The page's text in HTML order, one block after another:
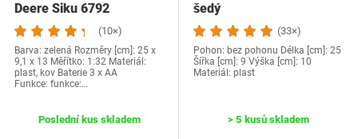
Deere Siku 6792
(10×)
Barva: zelená Rozměry [cm]: 25 x
9,1 x 13 Měřítko: 1:32 Materiál:
plast, kov Baterie 3 x AA
Funkce: funkce:…
Poslední kus skladem
šedý
(33×)
Pohon: bez pohonu Délka [cm]: 25
Šířka [cm]: 9 Výška [cm]: 10
Materiál: plast
> 5 kusů skladem